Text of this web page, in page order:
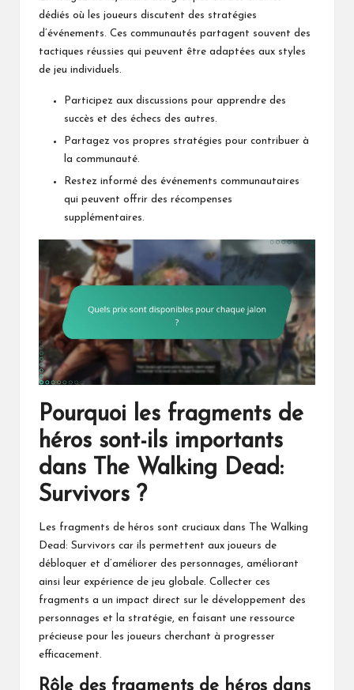
dédiés où les joueurs discutent des stratégies
d’événements. Ces communautés partagent souvent des
tactiques réussies qui peuvent être adaptées aux styles
de jeu individuels.
Participez aux discussions pour apprendre des
succès et des échecs des autres.
Partagez vos propres stratégies pour contribuer à
la communauté.
Restez informé des événements communautaires
qui peuvent offrir des récompenses
supplémentaires.
Pourquoi les fragments de
héros sont-ils importants
dans The Walking Dead:
Survivors ?
Les fragments de héros sont cruciaux dans The Walking
Dead: Survivors car ils permettent aux joueurs de
débloquer et d’améliorer des personnages, améliorant
ainsi leur expérience de jeu globale. Collecter ces
fragments a un impact direct sur le développement des
personnages et la stratégie, en faisant une ressource
précieuse pour les joueurs cherchant à progresser
efficacement.